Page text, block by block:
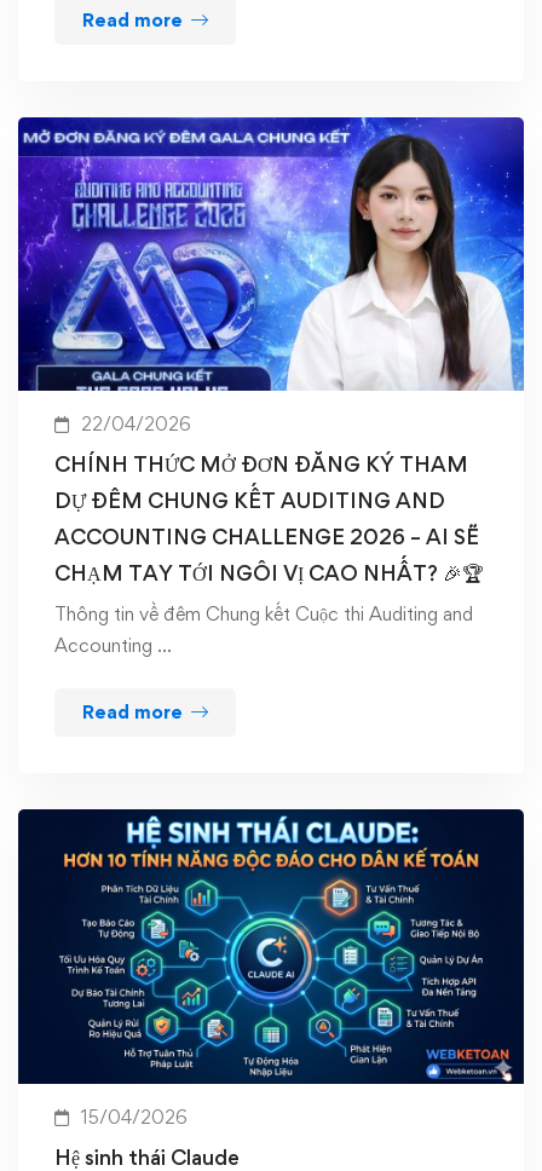
Read more
22/04/2026
CHÍNH THỨC MỞ ĐƠN ĐĂNG KÝ THAM
DỰ ĐÊM CHUNG KẾT AUDITING AND
ACCOUNTING CHALLENGE 2026 – AI SẼ
CHẠM TAY TỚI NGÔI VỊ CAO NHẤT? 🎉🏆
Thông tin về đêm Chung kết Cuộc thi Auditing and
Accounting …
Read more
15/04/2026
Hệ sinh thái Claude